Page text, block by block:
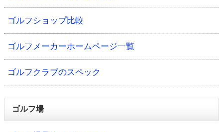
ゴルフショップ比較
ゴルフメーカーホームページ一覧
ゴルフクラブのスペック
ゴルフ場